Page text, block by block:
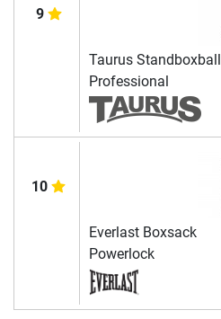
9
Taurus Standboxball
Professional
10
Everlast Boxsack
Powerlock